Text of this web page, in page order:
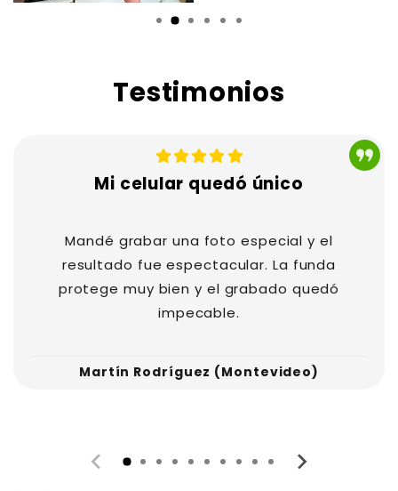
Muchas gracias. La calidad es
persona se ve mucho mejor que por
Testimonios
Mi celular quedó único
Mandé grabar una foto especial y el
resultado fue espectacular. La funda
protege muy bien y el grabado quedó
impecable.
Martín Rodríguez (Montevideo)